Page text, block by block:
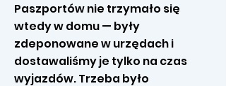
Paszportów nie trzymało się
wtedy w domu — były
zdeponowane w urzędach i
dostawaliśmy je tylko na czas
wyjazdów. Trzeba było